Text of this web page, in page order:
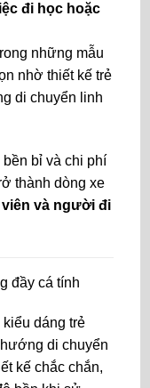
đi học hoặc
những mẫu
nhờ thiết kế trẻ
di chuyển linh
bỉ và chi phí
thành dòng xe
và người đi
đầy cá tính
dáng trẻ
di chuyển
kế chắc chắn,